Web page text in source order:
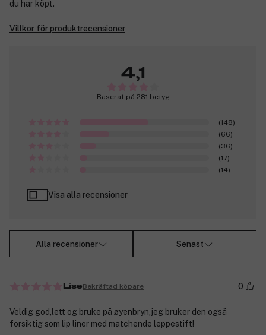
du har köpt.
Villkor för produktrecensioner
4,1
Baserat på 281 betyg
(148)
(66)
(36)
(17)
(14)
Visa alla recensioner
Alla recensioner Senast
LiseBekräftad köpare 0
Veldig god,lett og bruke på øyenbryn,jeg bruker den også
forsiktig som lip liner med matchende leppestift!